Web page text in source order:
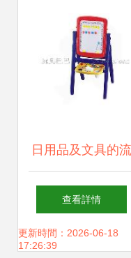
日用品及文具的流
動與創造 從批發到
生產的全鏈路觀察
查看詳情
更新時間：2026-06-18
17:26:39